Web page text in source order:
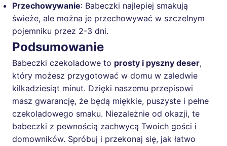
Przechowywanie: Babeczki najlepiej smakują
świeże, ale można je przechowywać w szczelnym
pojemniku przez 2-3 dni.
Podsumowanie
Babeczki czekoladowe to prosty i pyszny deser,
który możesz przygotować w domu w zaledwie
kilkadziesiąt minut. Dzięki naszemu przepisowi
masz gwarancję, że będą miękkie, puszyste i pełne
czekoladowego smaku. Niezależnie od okazji, te
babeczki z pewnością zachwycą Twoich gości i
domowników. Spróbuj i przekonaj się, jak łatwo